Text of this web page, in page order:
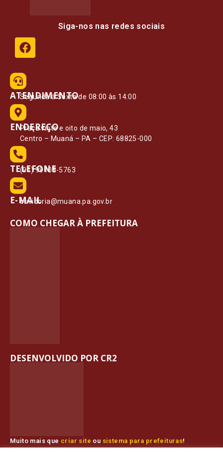
Siga-nos nas redes sociais
ATENDIMENTO
Segunda à Sexta de 08:00 às 14:00
ENDEREÇO
Praça vinte e oito de maio, 43
Centro – Muaná – PA – CEP: 68825-000
TELEFONE
(91) 99108-5763
E-MAIL
ouvidoria@muana.pa.gov.br
COMO CHEGAR À PREFEITURA
Muito mais que criar site ou sistema para prefeituras!
DESENVOLVIDO POR CR2